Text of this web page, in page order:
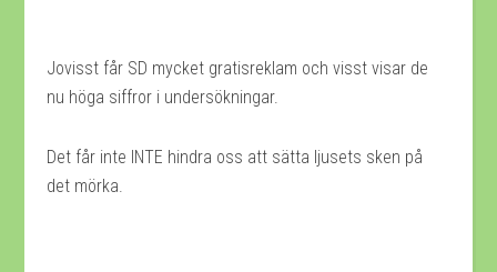
Jovisst får SD mycket gratisreklam och visst visar de
nu höga siffror i undersökningar.
Det får inte INTE hindra oss att sätta ljusets sken på
det mörka.